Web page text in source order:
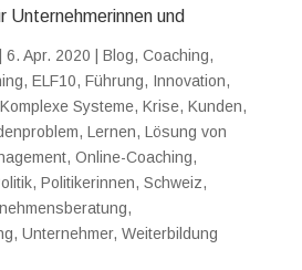
Unternehmerinnen und
6. Apr. 2020 Blog, Coaching,
, ELF10, Führung, Innovation,
Komplexe Systeme, Krise, Kunden,
, Lernen, Lösung von
, Online-Coaching,
, Politikerinnen, Schweiz,
,
, Unternehmer, Weiterbildung